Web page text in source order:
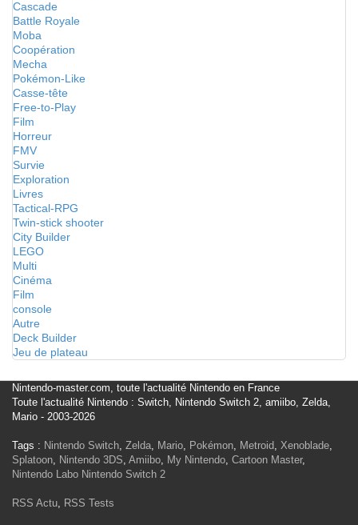
Cascade
Battle Royale
Moba
Coopération
Mecha
Pokémon-Like
Casse-tête
Free-to-Play
Film
Horreur
FMV
Survie
Exploration
Livres
Tactical-RPG
Twin-stick shooter
City Builder
LEGO
Multi
Cinéma
Film
console
Autre
Deck Builder
Jeu de plateau
Nintendo-master.com, toute l'actualité Nintendo en France
Toute l'actualité Nintendo : Switch, Nintendo Switch 2, amiibo, Zelda,
Mario - 2003-2026
Tags : Nintendo Switch, Zelda, Mario, Pokémon, Metroid, Xenoblade,
Splatoon, Nintendo 3DS, Amiibo, My Nintendo, Cartoon Master,
Nintendo Labo Nintendo Switch 2
RSS Actu, RSS Tests